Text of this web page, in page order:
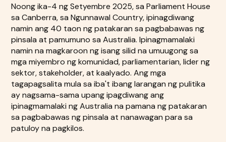
Noong ika-4 ng Setyembre 2025, sa Parliament House
sa Canberra, sa Ngunnawal Country, ipinagdiwang
namin ang 40 taon ng patakaran sa pagbabawas ng
pinsala at pamumuno sa Australia. Ipinagmamalaki
namin na magkaroon ng isang silid na umuugong sa
mga miyembro ng komunidad, parliamentarian, lider ng
sektor, stakeholder, at kaalyado. Ang mga
tagapagsalita mula sa iba't ibang larangan ng pulitika
ay nagsama-sama upang ipagdiwang ang
ipinagmamalaki ng Australia na pamana ng patakaran
sa pagbabawas ng pinsala at nanawagan para sa
patuloy na pagkilos.